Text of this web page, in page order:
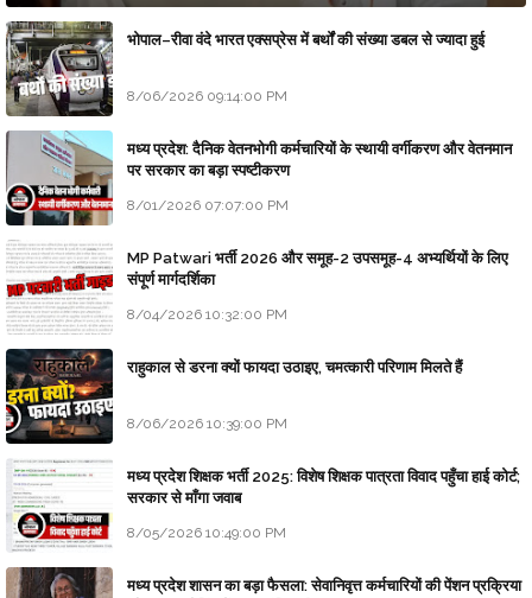
भोपाल–रीवा वंदे भारत एक्सप्रेस में बर्थों की संख्या डबल से ज्यादा हुई
8/06/2026 09:14:00 PM
मध्य प्रदेश: दैनिक वेतनभोगी कर्मचारियों के स्थायी वर्गीकरण और वेतनमान
पर सरकार का बड़ा स्पष्टीकरण
8/01/2026 07:07:00 PM
MP Patwari भर्ती 2026 और समूह-2 उपसमूह-4 अभ्यर्थियों के लिए
संपूर्ण मार्गदर्शिका
8/04/2026 10:32:00 PM
राहुकाल से डरना क्यों फायदा उठाइए, चमत्कारी परिणाम मिलते हैं
8/06/2026 10:39:00 PM
मध्य प्रदेश शिक्षक भर्ती 2025: विशेष शिक्षक पात्रता विवाद पहुँचा हाई कोर्ट;
सरकार से माँगा जवाब
8/05/2026 10:49:00 PM
मध्य प्रदेश शासन का बड़ा फैसला: सेवानिवृत्त कर्मचारियों की पेंशन प्रक्रिया